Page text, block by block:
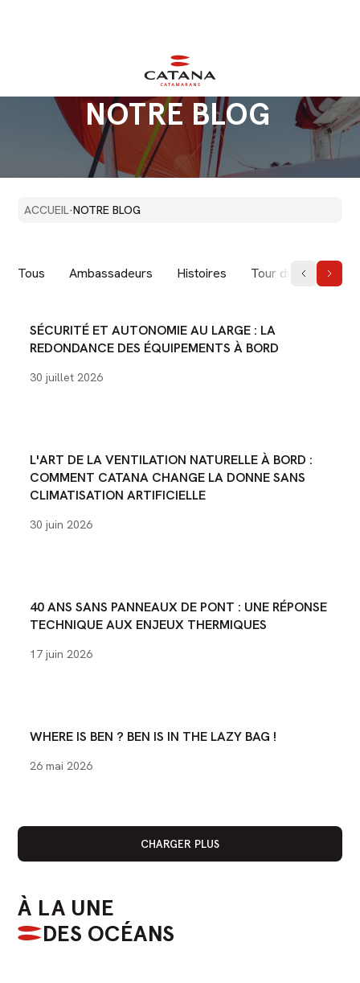
NOTRE BLOG `
ACCUEIL·NOTRE BLOG
Tous Ambassadeurs Histoires Tour du monde
SÉCURITÉ ET AUTONOMIE AU LARGE : LA
REDONDANCE DES ÉQUIPEMENTS À BORD
30 juillet 2026
L'ART DE LA VENTILATION NATURELLE À BORD :
COMMENT CATANA CHANGE LA DONNE SANS
CLIMATISATION ARTIFICIELLE
30 juin 2026
40 ANS SANS PANNEAUX DE PONT : UNE RÉPONSE
TECHNIQUE AUX ENJEUX THERMIQUES
17 juin 2026
WHERE IS BEN ? BEN IS IN THE LAZY BAG !
26 mai 2026
CHARGER PLUS
À LA UNE
DES OCÉANS